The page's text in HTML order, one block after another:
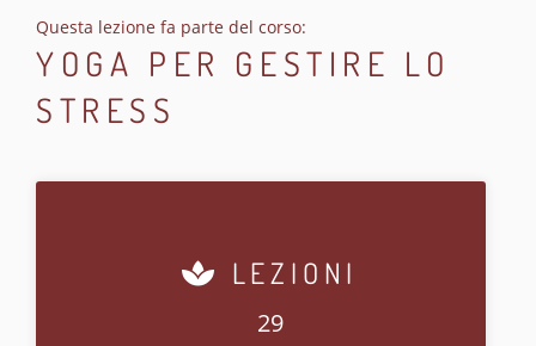
Questa lezione fa parte del corso:
YOGA PER GESTIRE LO
STRESS
LEZIONI
29